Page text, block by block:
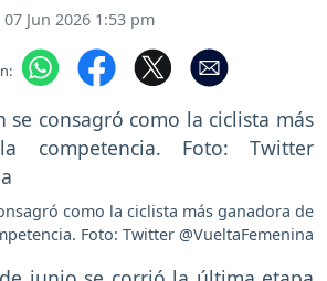
Jun 2026 1:53 pm
como la ciclista más ganadora de
Foto: Twitter @VueltaFemenina